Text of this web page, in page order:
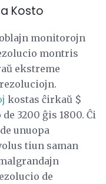
Kosto
monitorojn
montris
ekstreme
kostas ĉirkaŭ $
3200 ĝis 1800. Ĉi
unuopa
tiun saman
de